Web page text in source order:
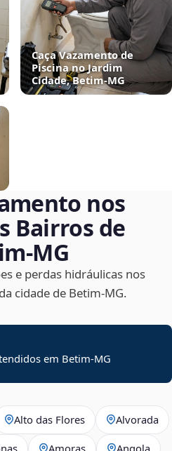
Caça Vazamento de
Piscina no Jardim
Cidade, Betim‑MG
nos
Bairros de
e perdas hidráulicas nos
cidade de Betim‑MG.
em Betim-MG
Alto das Flores Alvorada
Amoras Angola